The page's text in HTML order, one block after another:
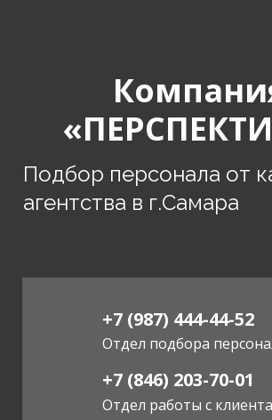
Отдел работы с
Отдел подбора
+7 (987) 444-44-52
+7 (846) 203-70-01
Подбор персонала от
агентства в г.Самара